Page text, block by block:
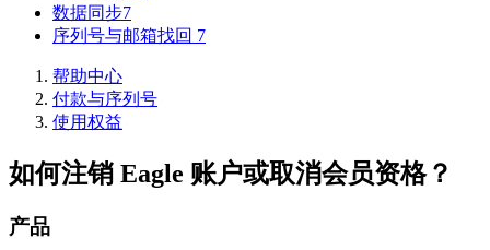
数据同步7
序列号与邮箱找回 7
帮助中心
付款与序列号
使用权益
如何注销 Eagle 账户或取消会员资格？
产品